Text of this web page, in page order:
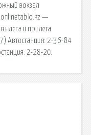
вокзал
onlinetablo.kz —
и прилета
Автостанция: 2-36-84
2-28-20.